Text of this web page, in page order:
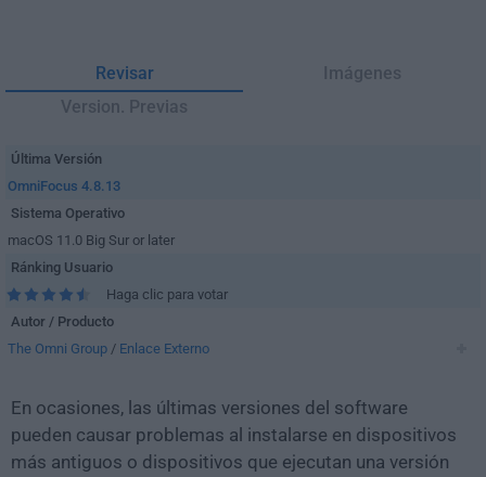
Revisar
Imágenes
Version. Previas
Última Versión
OmniFocus 4.8.13
Sistema Operativo
macOS 11.0 Big Sur or later
Ránking Usuario
Haga clic para votar
Autor / Producto
The Omni Group / Enlace Externo
En ocasiones, las últimas versiones del software
pueden causar problemas al instalarse en dispositivos
más antiguos o dispositivos que ejecutan una versión